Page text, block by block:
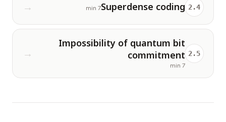
2.4
Superdense coding
7 min
→
2.5
Impossibility of quantum bit
commitment
7 min
→